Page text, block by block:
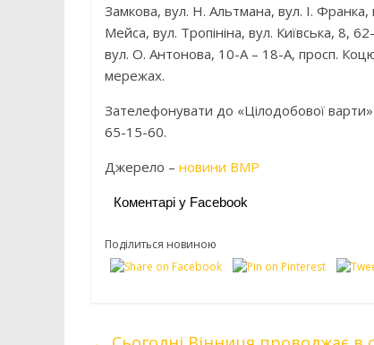
Замкова, вул. Н. Альтмана, вул. І.
Мейса, вул. Тропініна, вул. Київська, 8,
вул. О. Антонова, 10-А – 18-А, просп.
мережах.
Зателефонувати до «Цілодобової
65-15-60.
Джерело – новини ВМР
Коментарі у Facebook
Поділиться новиною